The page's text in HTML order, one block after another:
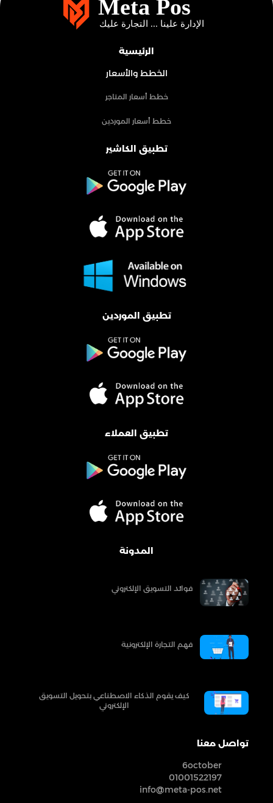
الرئيسية
الخطط والأسعار
خطط أسعار المتاجر
خطط أسعار الموردين
تطبيق الكاشير
تطبيق الموردين
تطبيق العملاء
المدونة
فوائد التسويق الإلكتروني
فهم التجارة الإلكترونية
كيف يقوم الذكاء الاصطناعي بتحويل التسويق
الإلكتروني
تواصل معنا
6october
01001522197
info@meta-pos.net